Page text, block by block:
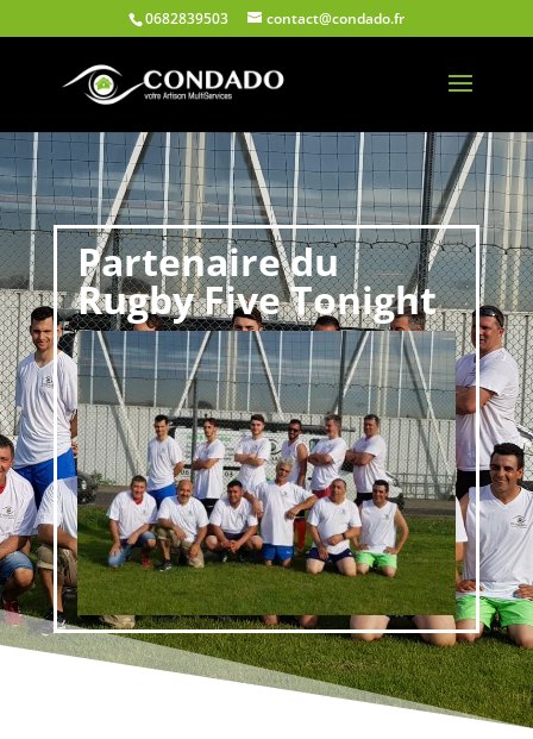
0682839503 contact@condado.fr
Partenaire du
Rugby Five Tonight